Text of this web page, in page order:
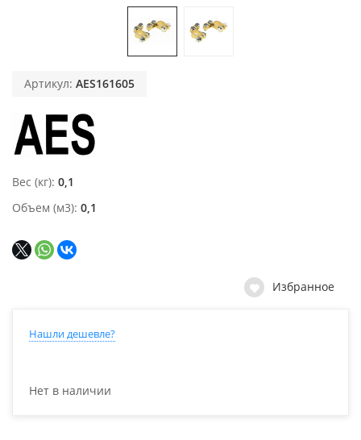
Артикул: AES161605
Вес (кг) 0,1
Объем (м3) 0,1
Избранное
Нашли дешевле?
Нет в наличии